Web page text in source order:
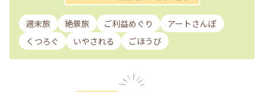
週末旅 絶景旅 ご利益めぐり
アートさんぽ
くつろぐ
いやされる ごほうび